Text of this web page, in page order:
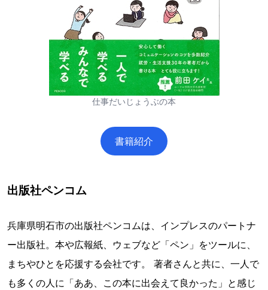
仕事だいじょうぶの本
書籍紹介
出版社ペンコム
兵庫県明石市の出版社ペンコムは、インプレスのパートナ
ー出版社。本や広報紙、ウェブなど「ペン」をツールに、
まちやひとを応援する会社です。 著者さんと共に、一人で
も多くの人に「ああ、この本に出会えて良かった」と感じ